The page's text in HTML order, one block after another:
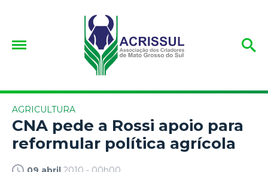
AGRICULTURA
CNA pede a Rossi apoio para
reformular política agrícola